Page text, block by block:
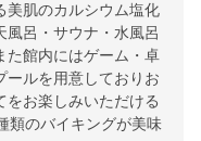
美肌のカルシウム塩化
風呂・サウナ・水風呂
た館内にはゲーム・卓
ールを用意しておりお
をお楽しみいただける
類のバイキングが美味